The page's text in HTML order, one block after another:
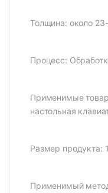
Толщина: около
Процесс:
Применимые
настольная
Размер продукта:
Применимый